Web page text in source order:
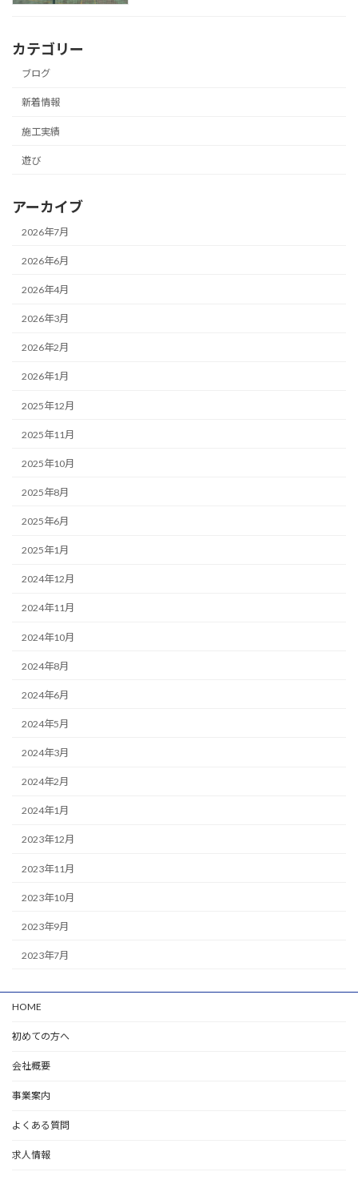
カテゴリー
ブログ
新着情報
施工実績
遊び
アーカイブ
2026年7月
2026年6月
2026年4月
2026年3月
2026年2月
2026年1月
2025年12月
2025年11月
2025年10月
2025年8月
2025年6月
2025年1月
2024年12月
2024年11月
2024年10月
2024年8月
2024年6月
2024年5月
2024年3月
2024年2月
2024年1月
2023年12月
2023年11月
2023年10月
2023年9月
2023年7月
HOME
初めての方へ
会社概要
事業案内
よくある質問
求人情報